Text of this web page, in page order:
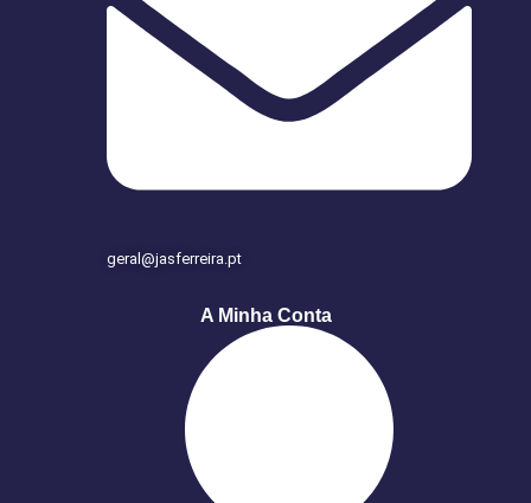
geral@jasferreira.pt
A Minha Conta